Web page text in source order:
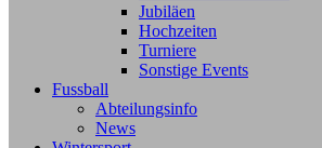
Jubiläen
Hochzeiten
Turniere
Sonstige Events
Fussball
Abteilungsinfo
News